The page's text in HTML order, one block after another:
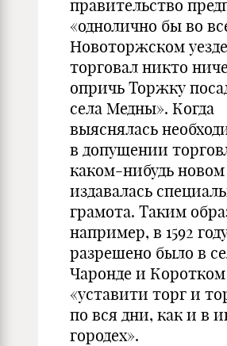
правительство
«однолично бы во
Новоторжском
торговал никто
опричь Торжку
села Медны». Когда
выяснялась
в допущении
каком-нибудь новом
издавалась
грамота. Таким
например, в 1592
разрешено было в
Чаронде и Коротком
«уставити торг и
по вся дни, как и в
городех».